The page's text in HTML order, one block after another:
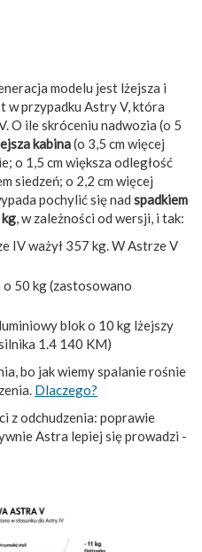
modelu jest lżejsza i
w przypadku Astry V, która
O ile skróceniu nadwozia (o 5
kabina(o 3,5 cm więcej
o 1,5 cm większa odległość
siedzeń; o 2,2 cm więcej
pochylić się nad spadkiem
, w zależności od wersji, i tak:
IV ważył 357 kg. W Astrze V
o 50 kg (zastosowano
blok o 10 kg lżejszy
1.4 140 KM)
bo jak wiemy spalanie rośnie
Dlaczego?
z odchudzenia: poprawie
Astra lepiej się prowadzi -